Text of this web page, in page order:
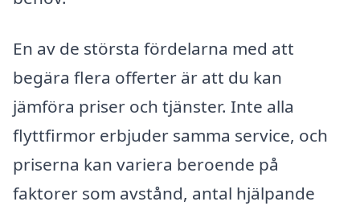
En av de största fördelarna med att
begära flera offerter är att du kan
jämföra priser och tjänster. Inte alla
flyttfirmor erbjuder samma service, och
priserna kan variera beroende på
faktorer som avstånd, antal hjälpande